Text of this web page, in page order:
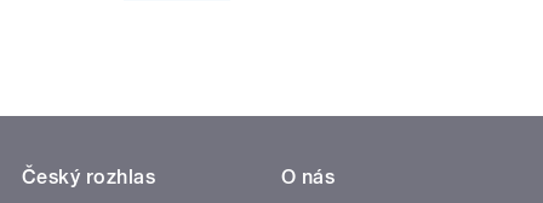
Český rozhlas
O nás